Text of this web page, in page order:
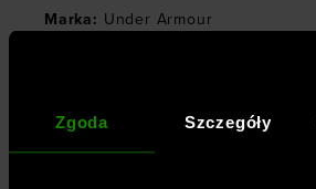
Zgoda Szczegóły
Marka: Under Armour
Dekolt: